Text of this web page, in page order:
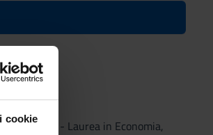
cookie2024) - Laurea in Economia,